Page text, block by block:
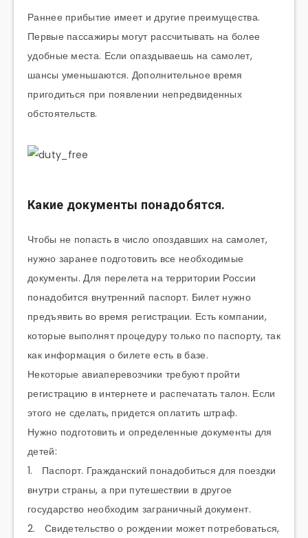
Раннее прибытие имеет и другие преимущества.
Первые пассажиры могут рассчитывать на более
удобные места. Если опаздываешь на самолет,
шансы уменьшаются. Дополнительное время
пригодиться при появлении непредвиденных
обстоятельств.
Какие документы понадобятся.
Чтобы не попасть в число опоздавших на самолет,
нужно заранее подготовить все необходимые
документы. Для перелета на территории России
понадобится внутренний паспорт. Билет нужно
предъявить во время регистрации. Есть компании,
которые выполнят процедуру только по паспорту, так
как информация о билете есть в базе.
Некоторые авиаперевозчики требуют пройти
регистрацию в интернете и распечатать талон. Если
этого не сделать, придется оплатить штраф.
Нужно подготовить и определенные документы для
детей:
1. Паспорт. Гражданский понадобиться для поездки
внутри страны, а при путешествии в другое
государство необходим заграничный документ.
2. Свидетельство о рождении может потребоваться,